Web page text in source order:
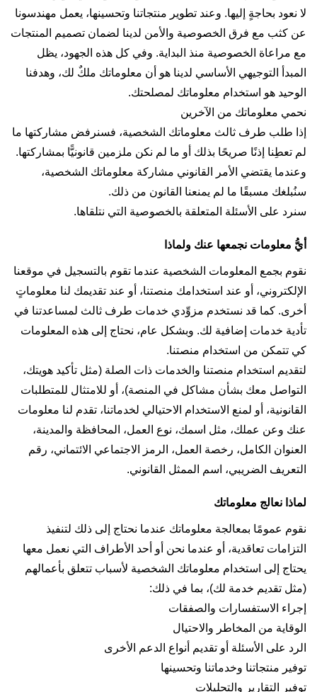
لا نعود بحاجةٍ إليها. وعند تطوير منتجاتنا وتحسينها، يعمل مهندسونا
عن كثب مع فرق الخصوصية والأمن لدينا لضمان تصميم المنتجات
مع مراعاة الخصوصية منذ البداية. وفي كل هذه الجهود، يظل
المبدأ التوجيهي الأساسي لدينا هو أن معلوماتك ملكٌ لك، وهدفنا
الوحيد هو استخدام معلوماتك لمصلحتك.
نحمي معلوماتك من الآخرين
إذا طلب طرف ثالث معلوماتك الشخصية، فسنرفض مشاركتها ما
لم تعطِنا إذنًا صريحًا بذلك أو ما لم نكن ملزمين قانونيًّا بمشاركتها.
وعندما يقتضي الأمر القانوني مشاركة معلوماتك الشخصية،
سنُبلغك مسبقًا ما لم يمنعنا القانون من ذلك.
سنرد على الأسئلة المتعلقة بالخصوصية التي نتلقاها.
أيُّ معلومات نجمعها عنك ولماذا
نقوم بجمع المعلومات الشخصية عندما تقوم بالتسجيل في موقعنا
الإلكتروني، أو عند استخدامك منصتنا، أو عند تقديمك لنا معلوماتٍ
أخرى. كما قد نستخدم مزوِّدي خدمات طرف ثالث لمساعدتنا في
تأدية خدمات إضافية لك. وبشكل عام، نحتاج إلى هذه المعلومات
كي تتمكن من استخدام منصتنا.
لتقديم استخدام منصتنا والخدمات ذات الصلة (مثل تأكيد هويتك،
التواصل معك بشأن مشاكل في المنصة)، أو للامتثال للمتطلبات
القانونية، أو لمنع الاستخدام الاحتيالي لخدماتنا، تقدم لنا معلومات
عنك وعن عملك، مثل اسمك، نوع العمل، المحافظة والمدينة،
العنوان الكامل، رخصة العمل، الرمز الاجتماعي الائتماني، رقم
التعريف الضريبي، اسم الممثل القانوني.
لماذا نعالج معلوماتك
نقوم عمومًا بمعالجة معلوماتك عندما نحتاج إلى ذلك لتنفيذ
التزامات تعاقدية، أو عندما نحن أو أحد الأطراف التي نعمل معها
يحتاج إلى استخدام معلوماتك الشخصية لأسباب تتعلق بأعمالهم
(مثل تقديم خدمة لك)، بما في ذلك:
إجراء الاستفسارات والصفقات
الوقاية من المخاطر والاحتيال
الرد على الأسئلة أو تقديم أنواع الدعم الأخرى
توفير منتجاتنا وخدماتنا وتحسينها
توفير التقارير والتحليلات